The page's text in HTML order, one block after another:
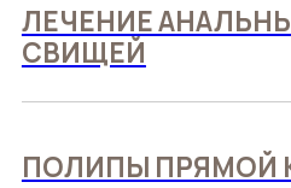
ЛЕЧЕНИЕ
СВИЩЕЙ
ПОЛИПЫ ПРЯМОЙ